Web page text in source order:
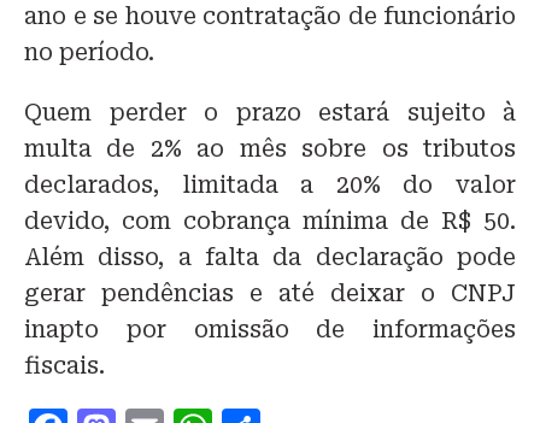
ano e se houve contratação de funcionário
no período.
Quem perder o prazo estará sujeito à
multa de 2% ao mês sobre os tributos
declarados, limitada a 20% do valor
devido, com cobrança mínima de R$ 50.
Além disso, a falta da declaração pode
gerar pendências e até deixar o CNPJ
inapto por omissão de informações
fiscais.